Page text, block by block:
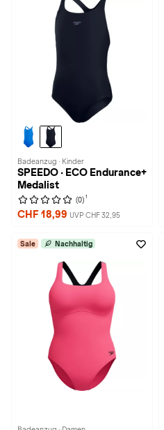
Badeanzug · Kinder
SPEEDO · ECO Endurance+
Medalist
(0) 1
CHF 18,99 UVP CHF 32,95
Sale Nachhaltig